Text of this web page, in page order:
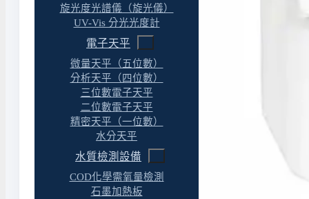
旋光度光譜儀（旋光儀）
UV-Vis 分光光度計
電子天平
微量天平（五位數）
分析天平（四位數）
三位數電子天平
二位數電子天平
精密天平（一位數）
水分天平
水質檢測設備
COD化學需氧量檢測
石墨加熱板